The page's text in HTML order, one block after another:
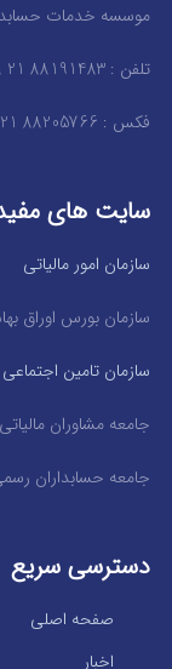
موسسه خدمات
تلفن : 88191483 21 98+
فکس : 88205766 21 98+
سایت های
سازمان امور مالیاتی
سازمان بورس اوراق
سازمان تامین اجتماعی
جامعه مشاوران
جامعه حسابداران
دسترسی سریع
صفحه اصلی
اخبار